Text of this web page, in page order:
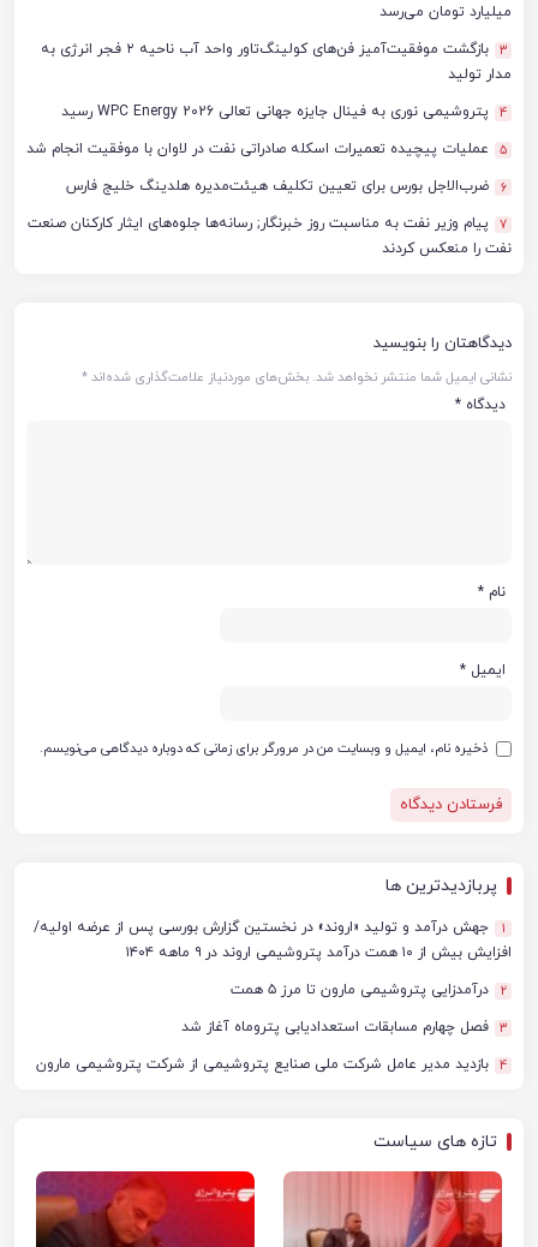
میلیارد تومان می‌رسد
3
بازگشت موفقیت‌آمیز فن‌های کولینگ‌تاور واحد آب ناحیه ۲ فجر انرژی به
مدار تولید
4 پتروشیمی نوری به فینال جایزه جهانی تعالی WPC Energy 2026 رسید
5 عملیات پیچیده تعمیرات اسکله صادراتی نفت در لاوان با موفقیت انجام شد
6 ضرب‌الاجل بورس برای تعیین تکلیف هیئت‌مدیره هلدینگ خلیج فارس
7
پیام وزیر نفت به مناسبت روز خبرنگار; رسانه‌ها جلوه‌های ایثار کارکنان صنعت
نفت را منعکس کردند
دیدگاهتان را بنویسید
نشانی ایمیل شما منتشر نخواهد شد. بخش‌های موردنیاز علامت‌گذاری شده‌اند*
دیدگاه *
نام *
ایمیل *
ذخیره نام، ایمیل و وبسایت من در مرورگر برای زمانی که دوباره دیدگاهی می‌نویسم.
پربازدیدترین ها
1
جهش درآمد و تولید «اروند» در نخستین گزارش بورسی پس از عرضه اولیه/
افزایش بیش از ۱۰ همت درآمد پتروشیمی اروند در ۹ ماهه ۱۴۰۴
2 درآمدزایی پتروشیمی مارون تا مرز ۵ همت
3 فصل چهارم مسابقات استعدادیابی پتروماه آغاز شد
4 بازدید مدیر عامل شرکت ملی صنایع پتروشیمی از شرکت پتروشیمی مارون
تازه های سیاست